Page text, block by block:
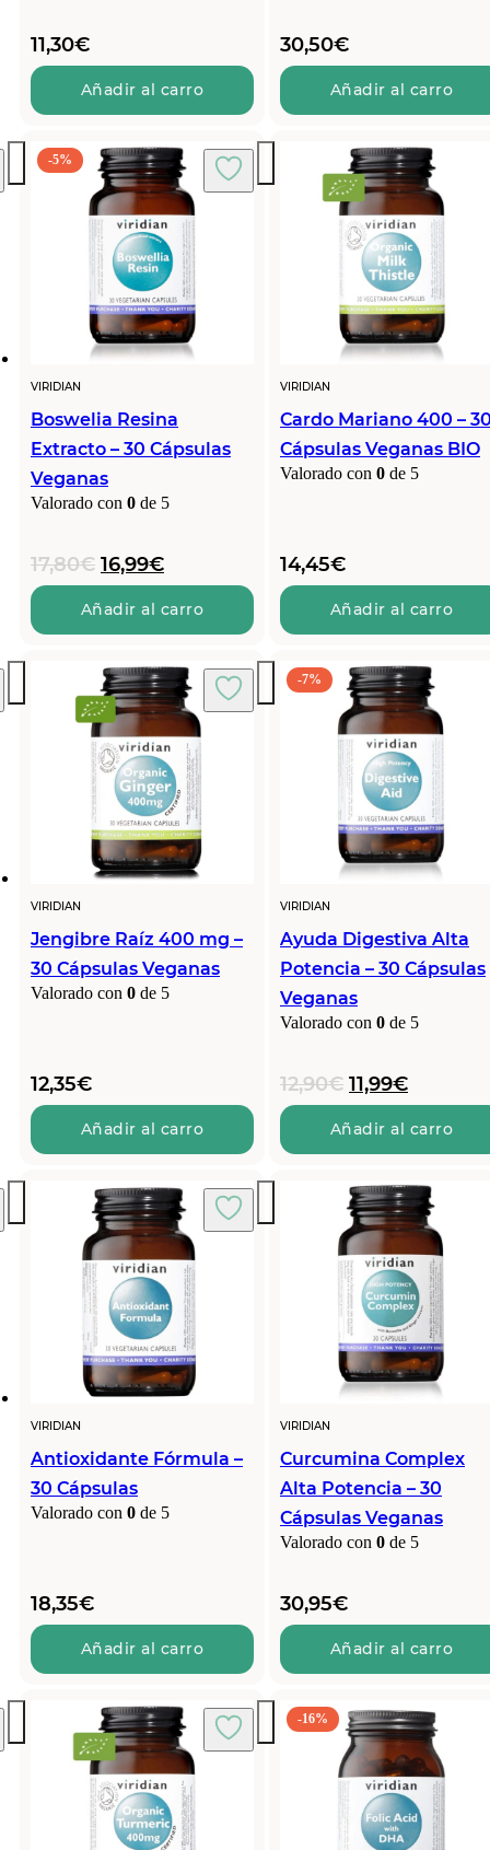
11,30€
Añadir al carro
30,50€
Añadir al carro
-5%
VIRIDIAN
Boswelia Resina
Extracto – 30 Cápsulas
Veganas
Valorado con 0 de 5
17,80€ El
precio
original
era:
16,99€El
precio
actual
es:
Añadir al carro
VIRIDIAN
Cardo Mariano 400 –
Cápsulas Veganas BIO
Valorado con 0 de 5
14,45€
Añadir al carro
VIRIDIAN
Jengibre Raíz 400 mg –
30 Cápsulas Veganas
Valorado con 0 de 5
12,35€
Añadir al carro
-7%
VIRIDIAN
Ayuda Digestiva Alta
Potencia – 30 Cápsulas
Veganas
Valorado con 0 de 5
12,90€ El
precio
original
era:
12,90€.
11,99€El
precio
actual
es:
11,99€.
Añadir al carro
VIRIDIAN
Antioxidante Fórmula –
30 Cápsulas
Valorado con 0 de 5
18,35€
Añadir al carro
VIRIDIAN
Curcumina Complex
Alta Potencia – 30
Cápsulas Veganas
Valorado con 0 de 5
30,95€
Añadir al carro
-16%